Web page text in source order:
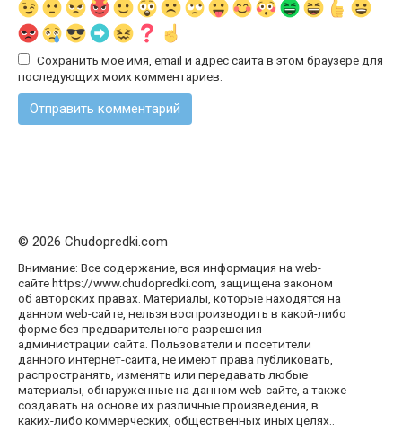
Сохранить моё имя, email и адрес сайта в этом браузере для
последующих моих комментариев.
© 2026 Chudopredki.com
Внимание: Все содержание, вся информация на web-
сайте https://www.chudopredki.com, защищена законом
об авторских правах. Материалы, которые находятся на
данном web-сайте, нельзя воспроизводить в какой-либо
форме без предварительного разрешения
администрации сайта. Пользователи и посетители
данного интернет-сайта, не имеют права публиковать,
распространять, изменять или передавать любые
материалы, обнаруженные на данном web-сайте, а также
создавать на основе их различные произведения, в
каких-либо коммерческих, общественных иных целях..